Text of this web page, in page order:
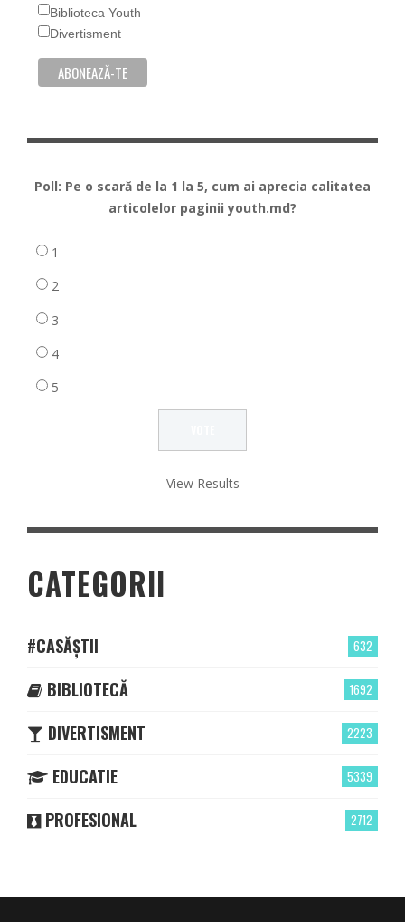
Biblioteca Youth
Divertisment
Poll: Pe o scară de la 1 la 5, cum ai aprecia calitatea
articolelor paginii youth.md?
1
2
3
4
5
View Results
CATEGORII
632
#CASĂȘTII
1692
BIBLIOTECĂ
2223
DIVERTISMENT
5339
EDUCATIE
2712
PROFESIONAL